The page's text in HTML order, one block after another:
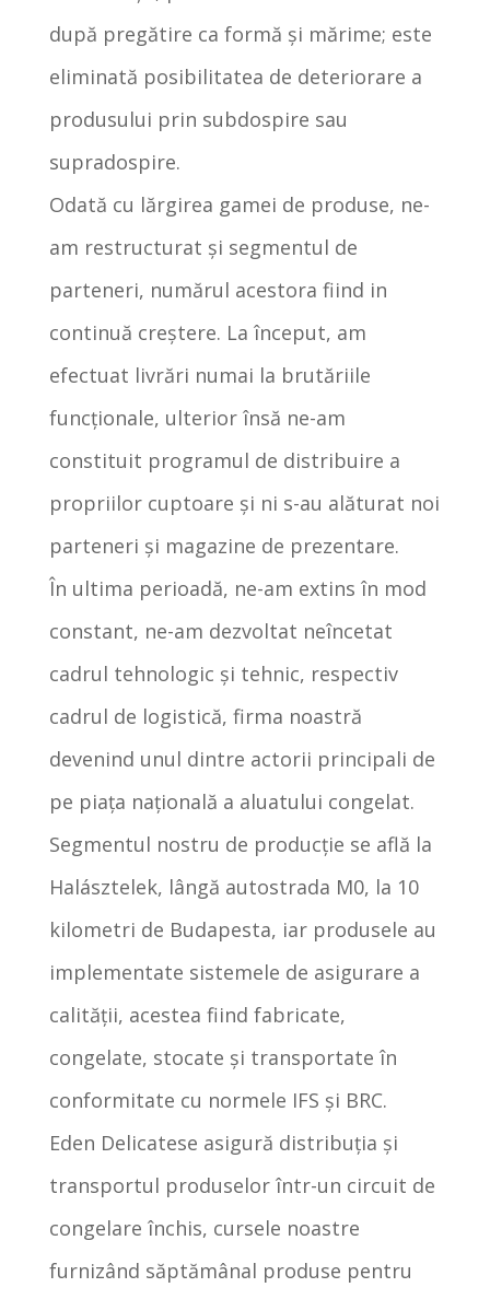
după pregătire ca formă și mărime; este
eliminată posibilitatea de deteriorare a
produsului prin subdospire sau
supradospire.
Odată cu lărgirea gamei de produse, ne-
am restructurat şi segmentul de
parteneri, numărul acestora fiind in
continuă creştere. La început, am
efectuat livrări numai la brutăriile
funcţionale, ulterior însă ne-am
constituit programul de distribuire a
propriilor cuptoare şi ni s-au alăturat noi
parteneri şi magazine de prezentare.
În ultima perioadă, ne-am extins în mod
constant, ne-am dezvoltat neîncetat
cadrul tehnologic şi tehnic, respectiv
cadrul de logistică, firma noastră
devenind unul dintre actorii principali de
pe piaţa naţională a aluatului congelat.
Segmentul nostru de producție se află la
Halásztelek, lângă autostrada M0, la 10
kilometri de Budapesta, iar produsele au
implementate sistemele de asigurare a
calității, acestea fiind fabricate,
congelate, stocate și transportate în
conformitate cu normele IFS și BRC.
Eden Delicatese asigură distribuția și
transportul produselor într-un circuit de
congelare închis, cursele noastre
furnizând săptămânal produse pentru